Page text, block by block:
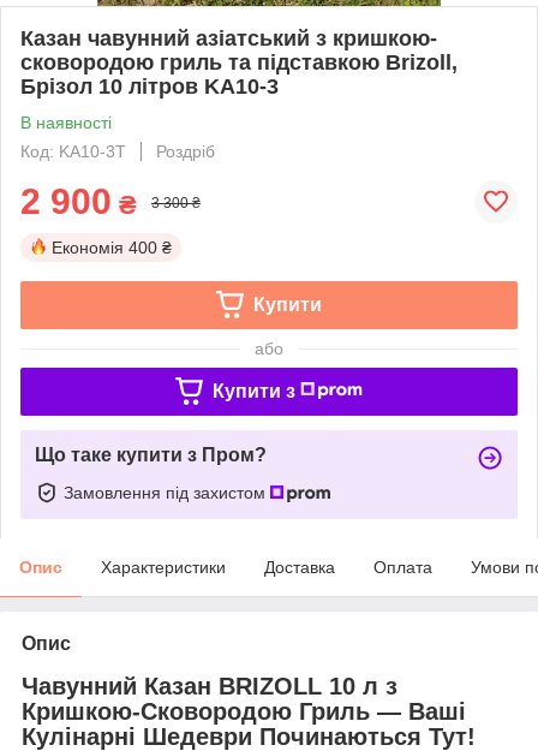
Казан чавунний азіатський з кришкою-
сковородою гриль та підставкою Brizoll,
Брізол 10 літров KA10-3
В наявності
Код: KA10-3Т
Роздріб
2 900 ₴ 3 300 ₴
Економія 400 ₴
Купити
або
Купити з
Що таке купити з Пром?
Замовлення під захистом
Опис Характеристики Доставка Оплата Умови
Опис
Чавунний Казан BRIZOLL 10 л з
Кришкою-Сковородою Гриль — Ваші
Кулінарні Шедеври Починаються Тут!